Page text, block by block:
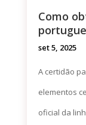
Como
set 5, 2025
A certidão
elementos
oficial da